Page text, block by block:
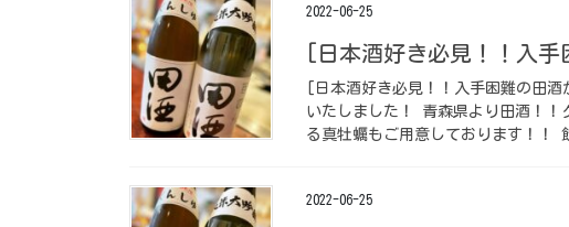
2022-06-25
[日本酒好き必見！！入手
[日本酒好き必見！！入手困難の田
いたしました！ 青森県より田酒！！
る真牡蠣もご用意しております！！
2022-06-25